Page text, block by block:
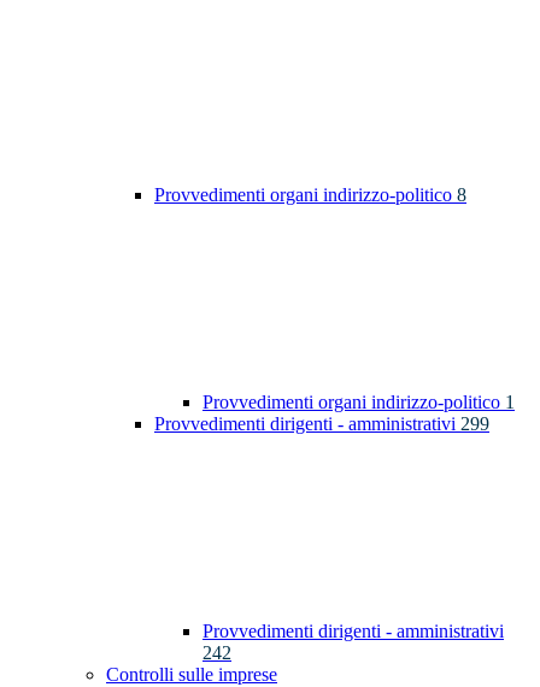
Provvedimenti organi indirizzo-politico 8
Provvedimenti organi indirizzo-politico 1
Provvedimenti dirigenti - amministrativi 299
Provvedimenti dirigenti - amministrativi
242
Controlli sulle imprese